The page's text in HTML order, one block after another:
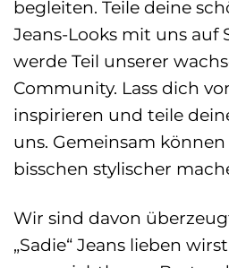
begleiten. Teile deine
Jeans-Looks mit uns auf
werde Teil unserer
Community. Lass dich
inspirieren und teile
uns. Gemeinsam
bisschen stylischer
Wir sind davon
„Sadie“ Jeans lieben